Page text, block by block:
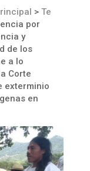
> Te
por
y
de los
a lo
Corte
exterminio
en